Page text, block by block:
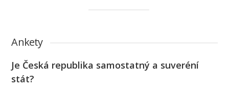
Ankety
Je Česká republika samostatný a suveréní
stát?